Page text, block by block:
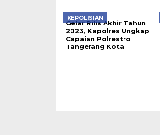
KEPOLISIAN
Gelar Rilis Akhir Tahun
2023, Kapolres Ungkap
Capaian Polrestro
Tangerang Kota